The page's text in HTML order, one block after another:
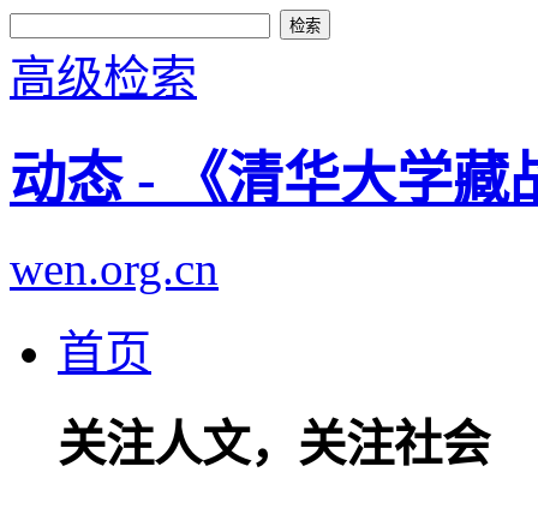
高级检索
动态 - 《清华大学藏
wen.org.cn
首页
关注人文，关注社会